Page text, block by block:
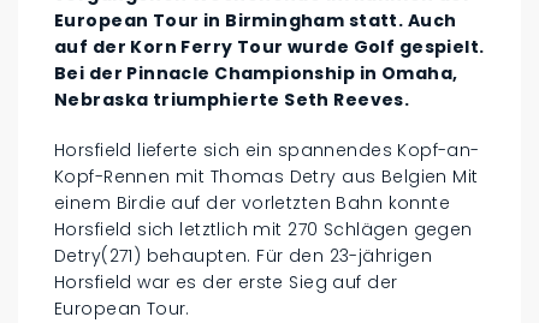
European Tour in Birmingham statt. Auch
auf der Korn Ferry Tour wurde Golf gespielt.
Bei der Pinnacle Championship in Omaha,
Nebraska triumphierte Seth Reeves.
Horsfield lieferte sich ein spannendes Kopf-an-
Kopf-Rennen mit Thomas Detry aus Belgien Mit
einem Birdie auf der vorletzten Bahn konnte
Horsfield sich letztlich mit 270 Schlägen gegen
Detry(271) behaupten. Für den 23-jährigen
Horsfield war es der erste Sieg auf der
European Tour.